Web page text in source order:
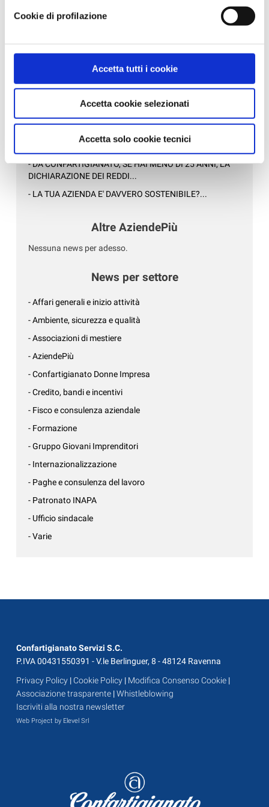
informazioni, leggere la
Cookie di profilazione
Accetta tutti i cookie
Accetta cookie selezionati
Accetta solo cookie tecnici
News in Primo Piano
- AZIENDEPIÙ 3/2026 (FASCICOLO NR. 128) -
GIUGNO/LUGLIO/AGOSTO 2026 IN ...
- CONFARTIGIANATO IMPRESE RAVENNA E WELFARE
GROUP INSIEME PER UN BENESSE...
- CAAF CONFARTIGIANATO: ASSISTENZA QUALIFICATA
- DA CONFARTIGIANATO, SE HAI MENO DI 25 ANNI, LA
DICHIARAZIONE DEI REDDI...
- LA TUA AZIENDA E' DAVVERO SOSTENIBILE?...
Altre AziendePiù
Nessuna news per adesso.
News per settore
- Affari generali e inizio attività
- Ambiente, sicurezza e qualità
- Associazioni di mestiere
- AziendePiù
- Confartigianato Donne Impresa
- Credito, bandi e incentivi
- Fisco e consulenza aziendale
- Formazione
- Gruppo Giovani Imprenditori
- Internazionalizzazione
- Paghe e consulenza del lavoro
- Patronato INAPA
- Ufficio sindacale
- Varie
Confartigianato Servizi S.C.
P.IVA 00431550391 - V.le Berlinguer, 8 - 48124 Ravenna
Privacy Policy |Cookie Policy | Modifica Consenso Cookie |
Associazione trasparente |Whistleblowing
Iscriviti alla nostra newsletter
Web Project by Elevel Srl